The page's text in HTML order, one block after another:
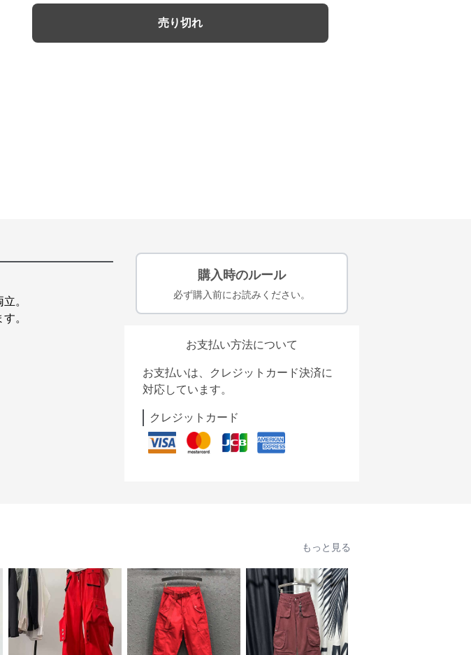
売り切れ
。
。
購入時のルール
必ず購入前にお読みください。
お支払い方法について
お支払いは、クレジットカード決済に
対応しています。
クレジットカード
もっと見る